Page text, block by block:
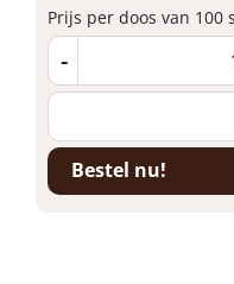
Prijs per doos van 100
-
Bestel nu!